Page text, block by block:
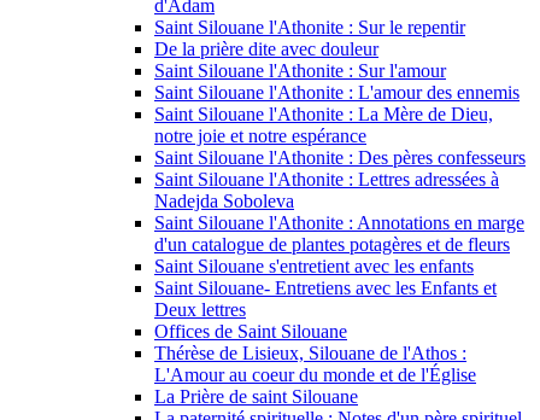
d'Adam
Saint Silouane l'Athonite : Sur le repentir
De la prière dite avec douleur
Saint Silouane l'Athonite : Sur l'amour
Saint Silouane l'Athonite : L'amour des ennemis
Saint Silouane l'Athonite : La Mère de Dieu,
notre joie et notre espérance
Saint Silouane l'Athonite : Des pères confesseurs
Saint Silouane l'Athonite : Lettres adressées à
Nadejda Soboleva
Saint Silouane l'Athonite : Annotations en marge
d'un catalogue de plantes potagères et de fleurs
Saint Silouane s'entretient avec les enfants
Saint Silouane- Entretiens avec les Enfants et
Deux lettres
Offices de Saint Silouane
Thérèse de Lisieux, Silouane de l'Athos :
L'Amour au coeur du monde et de l'Église
La Prière de saint Silouane